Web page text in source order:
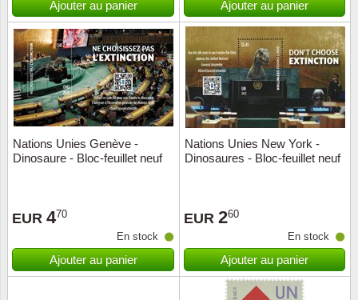
Ajouter au panier Ajouter au panier
Nations Unies Genève -
Dinosaure - Bloc-feuillet neuf
EUR 470
En stock
Ajouter au panier
Nations Unies New York -
Dinosaures - Bloc-feuillet neuf
EUR 260
En stock
Ajouter au panier